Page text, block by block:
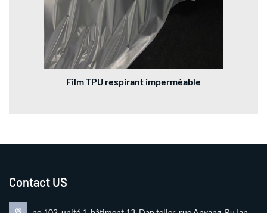
Film TPU respirant imperméable
Contact US